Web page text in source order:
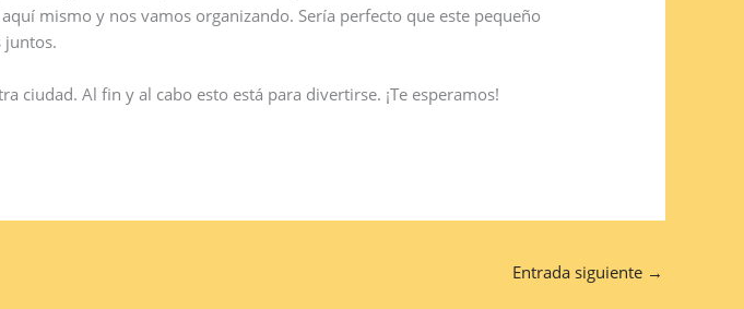
mismo y nos vamos organizando. Sería perfecto que este pequeño
juntos.
ciudad. Al fin y al cabo esto está para divertirse. ¡Te esperamos!
Entrada siguiente →